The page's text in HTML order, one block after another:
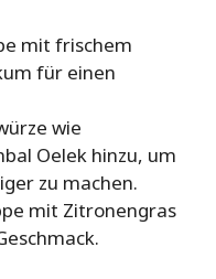
mit frischem
für einen
wie
Oelek hinzu, um
zu machen.
mit Zitronengras